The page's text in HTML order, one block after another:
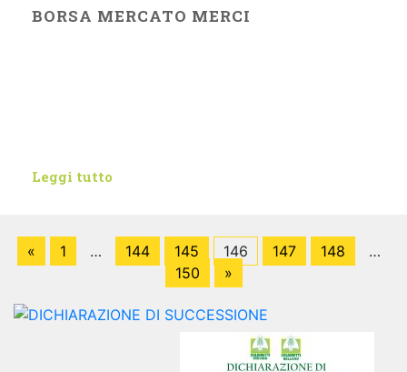
BORSA MERCATO MERCI
Leggi tutto
« 1 … 144 145 146 147 148
…
150
»